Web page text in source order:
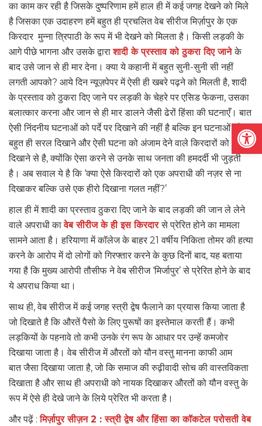
का काम कर रही है जिसके दुष्परिणाम हमें हाल ही में कई जगह देखने को मिले
है जिसका एक उदाहरण हमें बहुत ही प्रचलित वेब सीरीज मिर्ज़ापुर के एक
किरदार मुन्ना त्रिपाठी के रूप में भी देखने को मिलता है। किसी लड़की के
आगे पीछे भागना और उसके द्वाराशादी के प्रस्ताव को ठुकरा दिए जानेके
बाद उसे जान से ही मार देना। क्या ये कहानी में बहुत सुनी-सुनी सी नहीं
लगती आपको? आये दिन न्यूज़पेपर में ऐसी ही खबरे पढ़ने को मिलती है, शादी
के प्रस्ताव को ठुकरा दिए जाने पर लड़की के चेहरे पर एसिड फेकना, उसका
बलात्कार करना और जान से ही मार डालने जैसी ढेरों हिंसा की घटनाएँ। बात
ऐसी निंदनीय घटनाओं को पर्दे पर दिखाने की नहीं है बल्कि इन घटनाओं को
बहुत ही सरल दिखाने और ऐसी घटना को अंजाम देने वाले किरदारों को सही
दिखाने से है, क्योंकि ऐसा करने से उनके साथ जनता की हमदर्दी भी जुड़ती
है। अब सवाल ये है कि ‘क्या ऐसे किरदारों को एक अपराधी की नज़र से ना
दिखाकर बल्कि उसे एक हीरो दिखाना गलत नहीं?’
हाल ही में शादी का प्रस्ताव ठुकरा दिए जाने के बाद लड़की की जान ले लेने
वाले अपराधी कावेब सीरीज के ही इस किरदारसे प्रेरित होने का मामला
सामने आता है। हरियाणा में कॉलेज के बाहर 21 वर्षीय निकिता तोमर की हत्या
करने के आरोप में दो लोगों को गिरफ्तार करने के कुछ दिनों बाद, यह बताया
गया है कि मुख्य आरोपी तौसीफ ने वेब सीरीज ‘मिर्जापुर’ से प्रेरित होने के बाद
ये अपराध किया था।
साथ ही, वेब सीरीज में कई जगह स्त्री द्वेष फैलाने का प्रयास किया जाता है
जो दिखाते है कि औरतें पैसो के लिए पुरूषों का इस्तेमाल करती हैं। कभी
लड़कियों के पहनावे तो कभी उनके रंग रूप के आधार पर उन्हें कमजोर
दिखाया जाता है। वेब सीरीज में औरतों को यौन वस्तु मानना काफी आम
बात जैसा दिखाया जाता है, जो कि समाज की रुढ़ीवादी सोच की वास्तविकता
दिखाता है और साथ ही अपराधी को नायक दिखाकर औरतों को यौन वस्तु के
रूप में ऐसे ही देखे जाने के लिये प्रेरित भी करता है।
और पढ़ें :मिर्ज़ापुर सीज़न 2 : स्त्री द्वेष और हिंसा का कॉकटेल परोसती वेब